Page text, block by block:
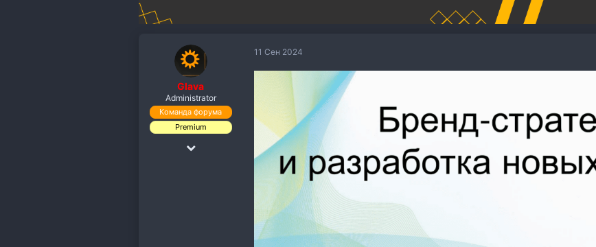
Glava
Administrator
Команда форума
Premium
18 Дек 2018
11 Сен 2024